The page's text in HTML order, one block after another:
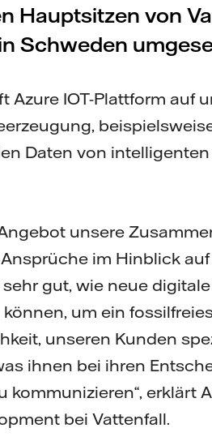
Hauptsitzen von
Schweden
Azure IOT-Plattform auf
Daten von
unsere
im Hinblick
gut, wie neue
um ein
unseren Kunden
ihnen bei ihren
erklärt
bei Vattenfall.